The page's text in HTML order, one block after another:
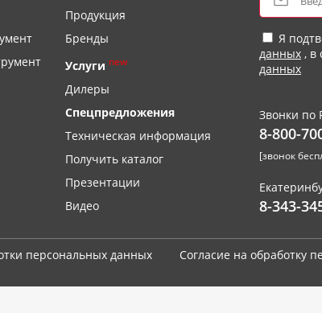
Продукция
Бренды
Услуги new
Дилеры
Спецпредложения
Техническая информация
Получить каталог
Презентации
Видео
Я
данных , в
данных
Звонки по
8-800-
[звонок
8-343-
персональных данных Согласие на обработку